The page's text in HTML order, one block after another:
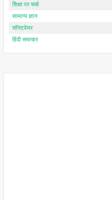
शिक्षा पर चर्चा
सामान्य ज्ञान
सॉफ्टवेयर
हिंदी समाचार